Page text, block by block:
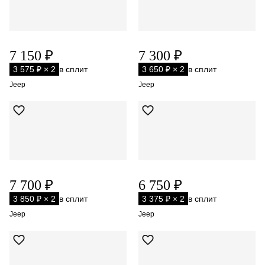
7 150 ₽
3 575 ₽ × 2 в сплит
Jeep
7 300 ₽
3 650 ₽ × 2 в сплит
Jeep
7 700 ₽
3 850 ₽ × 2 в сплит
Jeep
6 750 ₽
3 375 ₽ × 2 в сплит
Jeep